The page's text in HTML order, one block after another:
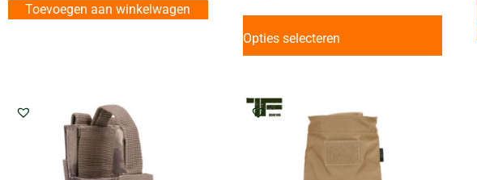
Toevoegen aan winkelwagen
Opties selecteren